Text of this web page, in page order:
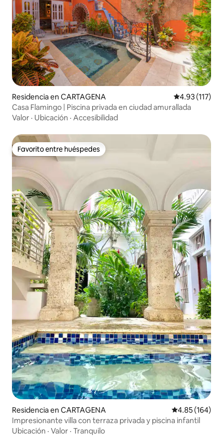
Residencia en CARTAGENA Calificación
4.93 (117)
Casa Flamingo | Piscina privada en ciudad amurallada
Valor · Ubicación · Accesibilidad
Favorito entre huéspedes
Favorito entre huéspedes
Residencia en CARTAGENA Calificación
4.85 (164)
Impresionante villa con terraza privada y piscina infantil
Ubicación · Valor · Tranquilo